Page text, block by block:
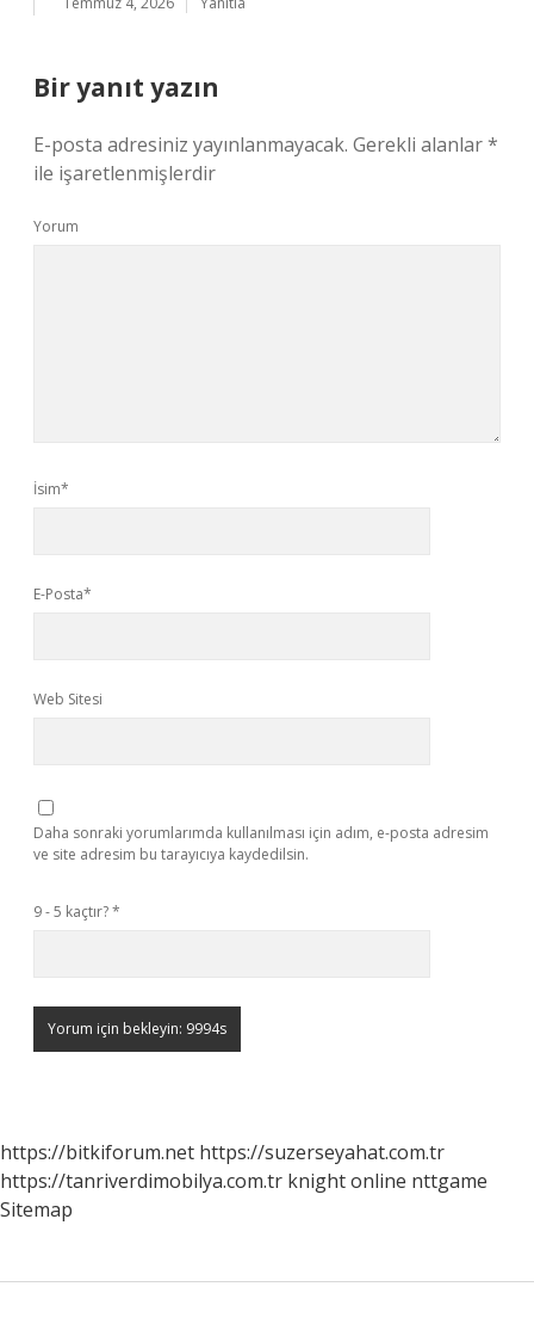
Bir yanıt yazın
E-posta adresiniz yayınlanmayacak. Gerekli alanlar*
ile işaretlenmişlerdir
Yorum
İsim*
E-Posta*
Web Sitesi
Daha sonraki yorumlarımda kullanılması için adım, e-posta adresim
ve site adresim bu tarayıcıya kaydedilsin.
9 - 5 kaçtır?*
https://bitkiforum.net https://suzerseyahat.com.tr
https://tanriverdimobilya.com.tr knight online nttgame
Sitemap